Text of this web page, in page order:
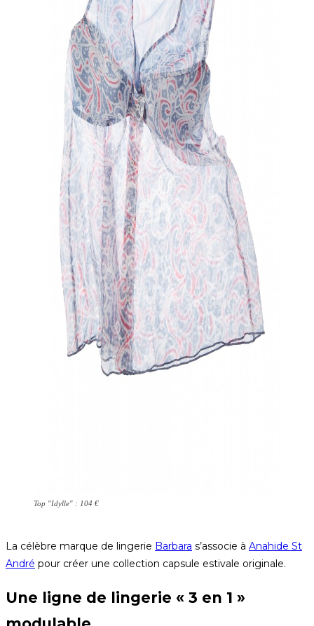
Top "Idylle" : 104 €
La célèbre marque de lingerie Barbara s’associe à Anahide St
André pour créer une collection capsule estivale originale.
Une ligne de lingerie « 3 en 1 »